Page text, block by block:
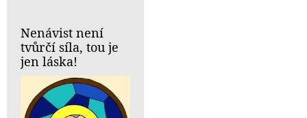
Nenávist není
tvůrčí síla, tou je
jen láska!